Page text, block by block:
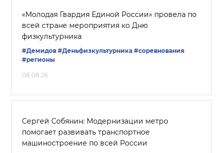
«Молодая Гвардия Единой России» провела по
всей стране мероприятия ко Дню
физкультурника
#Демидов #Деньфизкультурника #соревнования
#регионы
08.08.26
Сергей Собянин: Модернизации метро
помогает развивать транспортное
машиностроение по всей России